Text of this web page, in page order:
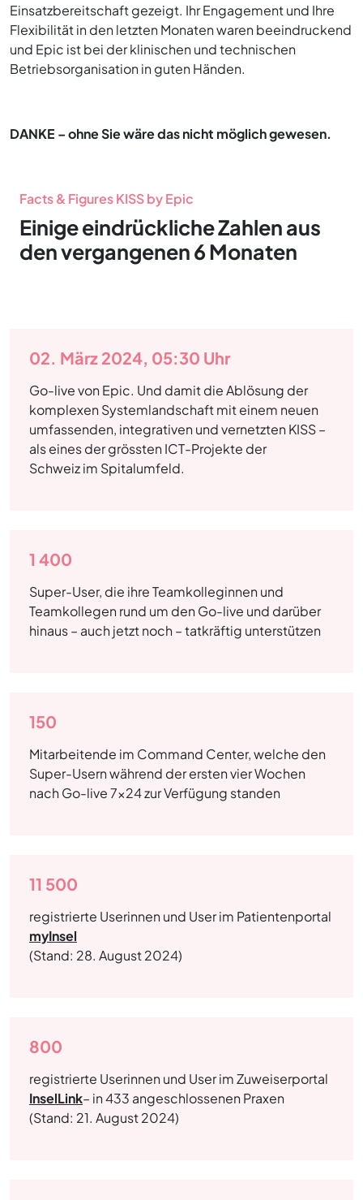
Einsatzbereitschaft gezeigt. Ihr Engagement und Ihre
Flexibilität in den letzten Monaten waren beeindruckend
und Epic ist bei der klinischen und technischen
Betriebsorganisation in guten Händen.
DANKE – ohne Sie wäre das nicht möglich gewesen.
Facts & Figures KISS by Epic
Einige eindrückliche Zahlen aus
den vergangenen 6 Monaten
02. März 2024, 05:30 Uhr
Go-live von Epic. Und damit die Ablösung der
komplexen Systemlandschaft mit einem neuen
umfassenden, integrativen und vernetzten KISS –
als eines der grössten ICT-Projekte der
Schweiz im Spitalumfeld.
1 400
Super-User, die ihre Teamkolleginnen und
Teamkollegen rund um den Go-live und darüber
hinaus – auch jetzt noch – tatkräftig unterstützen
150
Mitarbeitende im Command Center, welche den
Super-Usern während der ersten vier Wochen
nach Go-live 7x24 zur Verfügung standen
11 500
registrierte Userinnen und User im Patientenportal
myInsel
(Stand: 28. August 2024)
800
registrierte Userinnen und User im Zuweiserportal
InselLink– in 433 angeschlossenen Praxen
(Stand: 21. August 2024)